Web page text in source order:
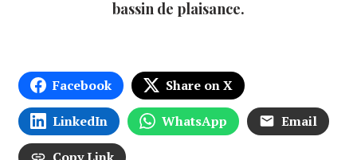
bassin de plaisance.
Facebook Share on X
LinkedIn WhatsApp Email